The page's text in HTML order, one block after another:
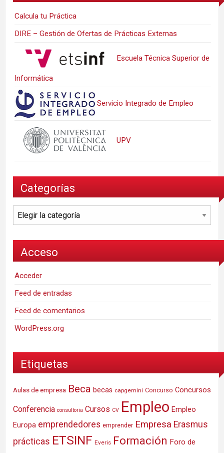
Calcula tu Práctica
DIRE – Gestión de Ofertas de Prácticas Externas
Escuela Técnica Superior de
Informática
Servicio Integrado de Empleo
UPV
Categorías
Categorías
Acceso
Acceder
Feed de entradas
Feed de comentarios
WordPress.org
Etiquetas
Aulas de empresa Beca becas capgemini Concurso Concursos
Conferencia consultoria Cursos CV Empleo Empleo
Europa emprendedores emprender Empresa Erasmus
prácticas ETSINF Everis Formación Foro de